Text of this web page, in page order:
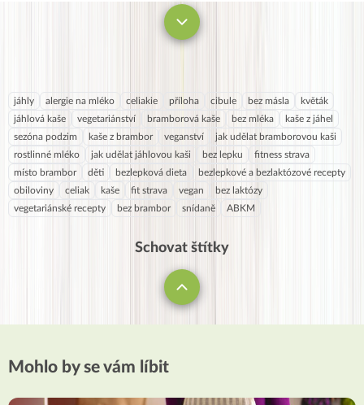
jáhly alergie na mléko celiakie příloha cibule bez másla
květák
jáhlová kaše
vegetariánství bramborová kaše bez mléka
kaše z jáhel
sezóna podzim
kaše z brambor veganství
jak udělat bramborovou kaši
rostlinné mléko
jak udělat jáhlovou kaši bez lepku
fitness strava
místo brambor
děti bezlepková dieta
bezlepkové a bezlaktózové recepty
obiloviny
celiak kaše fit strava vegan
bez laktózy
vegetariánské recepty
bez brambor snídaně ABKM
Schovat štítky
Mohlo by se vám líbit